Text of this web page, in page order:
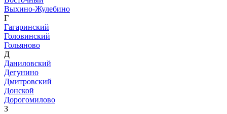
Выхино-Жулебино
Г
Гагаринский
Головинский
Гольяново
Д
Даниловский
Дегунино
Дмитровский
Донской
Дорогомилово
З